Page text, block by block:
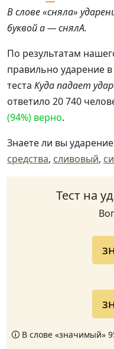
В слове «сняла»
буквой а — снялА.
По результатам
правильно ударение
теста Куда падает
ответило 20 740
(94%) верно.
Знаете ли вы
средства, сливовый,
Тест на
🛈 В слове «значимый»